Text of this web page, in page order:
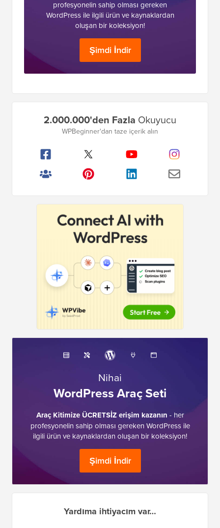
profesyonelin sahip olması gereken
WordPress ile ilgili ürün ve kaynaklardan
oluşan bir koleksiyon!
Şimdi İndir
2.000.000'den Fazla Okuyucu
WPBeginner'dan taze içerik alın
Nihai
WordPress Araç Seti
Araç Kitimize ÜCRETSİZ erişim kazanın - her
profesyonelin sahip olması gereken WordPress ile
ilgili ürün ve kaynaklardan oluşan bir koleksiyon!
Şimdi İndir
Yardıma ihtiyacım var…